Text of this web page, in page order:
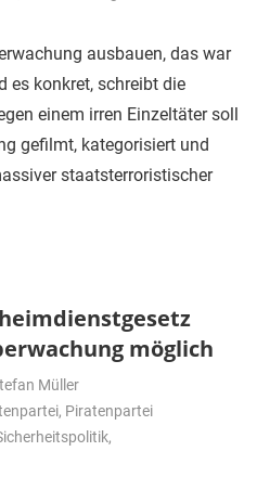
ausbauen, das war
es konkret, schreibt die
einem irren Einzeltäter soll
gefilmt, kategorisiert und
staatsterroristischer
möglich
Müller
, Piratenpartei
,